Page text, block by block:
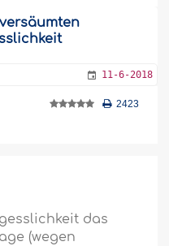
11-6-2018
2423
das
(wegen